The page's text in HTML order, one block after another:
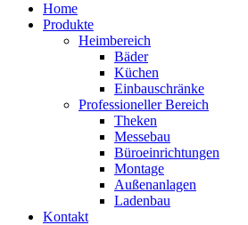
Home
Produkte
Heimbereich
Bäder
Küchen
Einbauschränke
Professioneller Bereich
Theken
Messebau
Büroeinrichtungen
Montage
Außenanlagen
Ladenbau
Kontakt